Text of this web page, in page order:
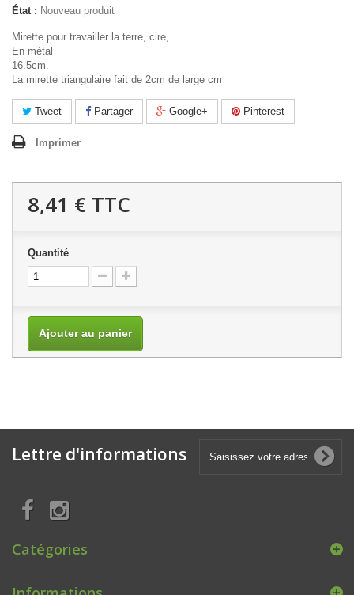
État : Nouveau produit
Mirette pour travailler la terre, cire, ....
En métal
16.5cm.
La mirette triangulaire fait de 2cm de large cm
Tweet Partager Google+ Pinterest
Imprimer
8,41 € TTC
Quantité
Ajouter au panier
Lettre d'informations
Catégories